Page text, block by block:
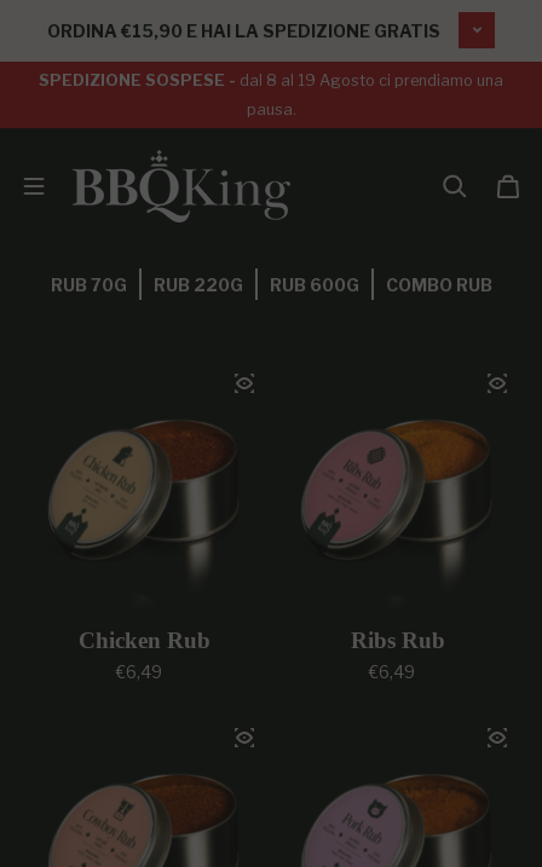
ORDINA €15,90 E HAI LA SPEDIZIONE GRATIS
SPEDIZIONE SOSPESE - dal 8 al 19 Agosto ci prendiamo una
pausa.
RUB 70G RUB 220G RUB 600G COMBO RUB
Chicken Rub
Prezzo regolare
€6,49
Ribs Rub
Prezzo regolare
€6,49